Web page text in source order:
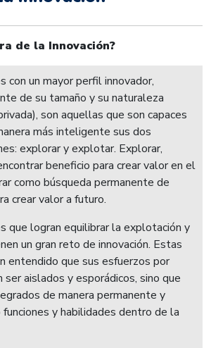
de la Innovación?
con un mayor perfil innovador,
de su tamaño y su naturaleza
son aquellas que son capaces
más inteligente sus dos
explorar y explotar. Explorar,
beneficio para crear valor en el
como búsqueda permanente de
crear valor a futuro.
que logran equilibrar la explotación y
un gran reto de innovación. Estas
entendido que sus esfuerzos por
ser aislados y esporádicos, sino que
de manera permanente y
y habilidades dentro de la